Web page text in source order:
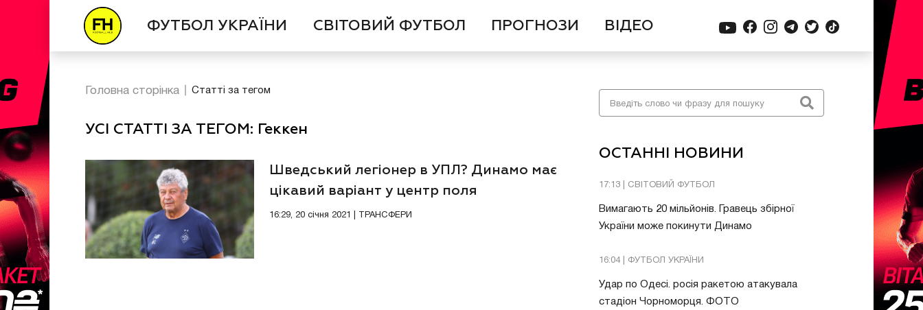
ФУТБОЛ УКРАЇНИ СВІТОВИЙ ФУТБОЛ ПРОГНОЗИ ВІДЕО
ОСТАННІ НОВИНИ
17:13 | СВІТОВИЙ ФУТБОЛ
Вимагають 20 мільйонів. Гравець збірної
України може покинути Динамо
16:04 | ФУТБОЛ УКРАЇНИ
Удар по Одесі. росія ракетою атакувала
стадіон Чорноморця. ФОТО
Головна сторінка Статті за тегом
УСІ СТАТТІ ЗА ТЕГОМ: Геккен
Шведський легіонер в УПЛ? Динамо має
цікавий варіант у центр поля
16:29, 20 січня 2021 | ТРАНСФЕРИ